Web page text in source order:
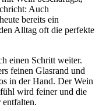
Auch
bereits ein
Alltag oft die perfekte
einen Schritt weiter.
feinen Glasrand und
in der Hand. Der Wein
wird feiner und die
entfalten.